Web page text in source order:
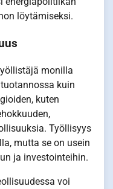
löytämiseksi.
monilla
kuin
kuten
Työllisyys
mutta se on usein
ja investointeihin.
voi